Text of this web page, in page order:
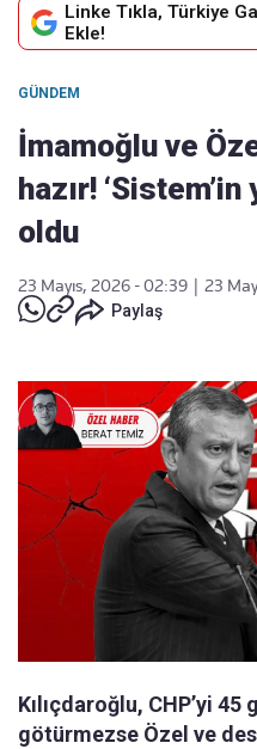
Linke Tıkla, Türkiye
Ekle!
GÜNDEM
İmamoğlu ve
hazır!
oldu
23 Mayıs, 2026 - 02:39
23
Paylaş
Kılıçdaroğlu, CHP’yi
götürmezse Özel ve